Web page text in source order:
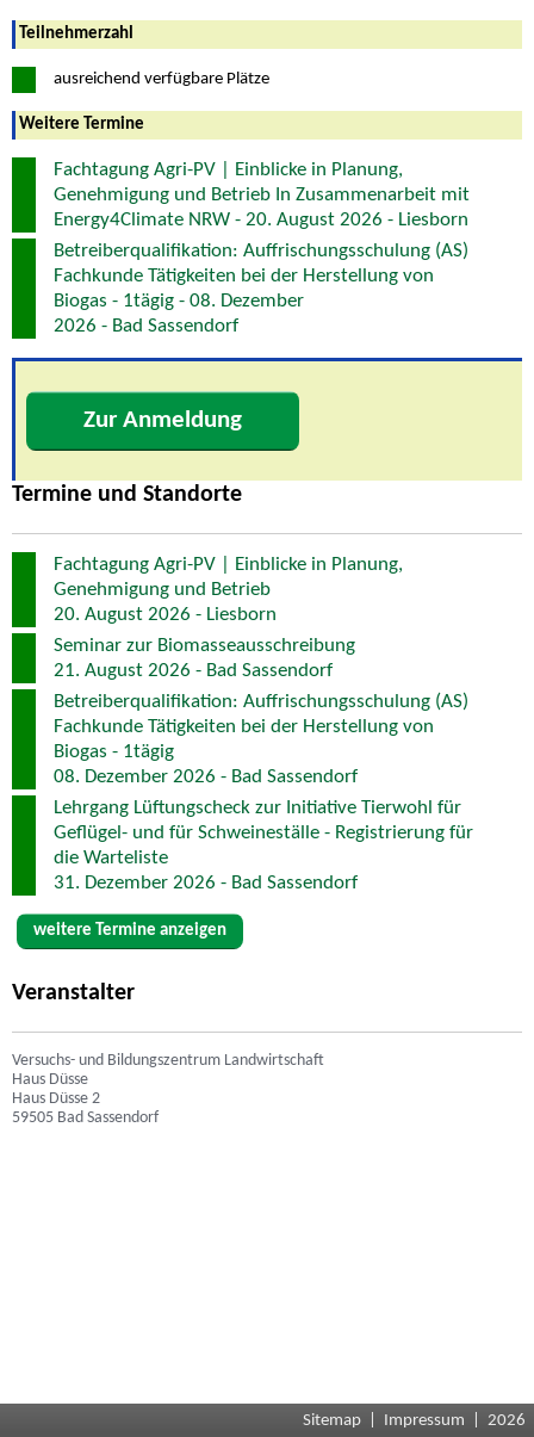
Teilnehmerzahl
ausreichend verfügbare Plätze
Weitere Termine
Fachtagung Agri-PV | Einblicke in Planung,
Genehmigung und Betrieb In Zusammenarbeit mit
Energy4Climate NRW - 20. August 2026 - Liesborn
Betreiberqualifikation: Auffrischungsschulung (AS)
Fachkunde Tätigkeiten bei der Herstellung von
Biogas - 1tägig - 08. Dezember
2026 - Bad Sassendorf
Zur Anmeldung
Termine und Standorte
Fachtagung Agri-PV | Einblicke in Planung,
Genehmigung und Betrieb
20. August 2026 - Liesborn
Seminar zur Biomasseausschreibung
21. August 2026 - Bad Sassendorf
Betreiberqualifikation: Auffrischungsschulung (AS)
Fachkunde Tätigkeiten bei der Herstellung von
Biogas - 1tägig
08. Dezember 2026 - Bad Sassendorf
Lehrgang Lüftungscheck zur Initiative Tierwohl für
Geflügel- und für Schweineställe - Registrierung für
die Warteliste
31. Dezember 2026 - Bad Sassendorf
weitere Termine anzeigen
Veranstalter
Versuchs- und Bildungszentrum Landwirtschaft
Haus Düsse
Haus Düsse 2
59505 Bad Sassendorf
Sitemap Impressum | 2026